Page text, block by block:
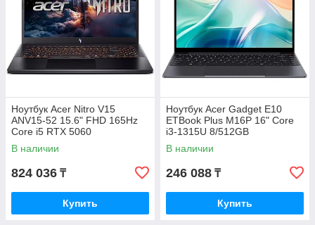
Ноутбук Acer Nitro V15
ANV15-52 15.6" FHD 165Hz
Core i5 RTX 5060
(NH.QZ8ER.001)
В наличии
824 036 ₸
Купить
Ноутбук Acer Gadget E10
ETBook Plus M16P 16" Core
i3-1315U 8/512GB
(ZL.OTH11.02N)
В наличии
246 088 ₸
Купить